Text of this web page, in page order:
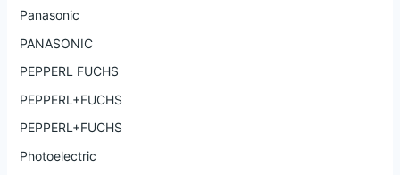
Panasonic
PANASONIC
PEPPERL FUCHS
PEPPERL+FUCHS
PEPPERL+FUCHS
Photoelectric